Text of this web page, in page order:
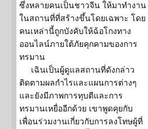
ซึ่งหลายคนเป็นชาวจีน ให้มาทำงาน
ในสถานที่ที่สร้างขึ้นโดยเฉพาะ โดย
คนเหล่านี้ถูกบังคับให้ฉ้อโกงทาง
ออนไลน์ภายใต้ภัยคุกคามของการ
ทรมาน
เฉินเป็นผู้ดูแลสถานที่ดังกล่าว
ติดตามผลกำไรและแผนการต่างๆ
และยังมีภาพการทุบตีและการ
ทรมานเหยื่ออีกด้วย เขาพูดคุยกับ
เพื่อนร่วมงานเกี่ยวกับการลงโทษผู้ที่